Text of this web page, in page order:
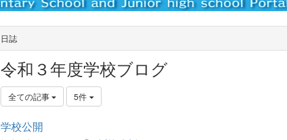
日誌
令和３年度学校ブログ
全ての記事 5件
学校公開